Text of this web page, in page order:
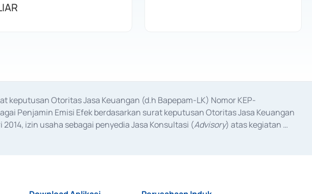
keputusan Otoritas Jasa Keuangan (d.h Bapepam-LK) Nomor KEP-
Penjamin Emisi Efek berdasarkan surat keputusan Otoritas Jasa Keuangan
izin usaha sebagai penyedia Jasa Konsultasi (Advisory) atas kegiatan